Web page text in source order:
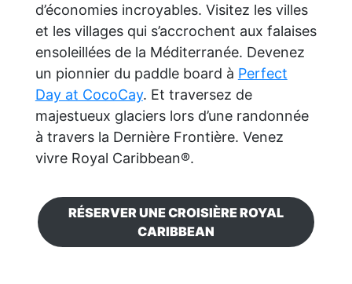
d’économies incroyables. Visitez les villes
et les villages qui s’accrochent aux falaises
ensoleillées de la Méditerranée. Devenez
un pionnier du paddle board à Perfect
Day at CocoCay. Et traversez de
majestueux glaciers lors d’une randonnée
à travers la Dernière Frontière. Venez
vivre Royal Caribbean®.
RÉSERVER UNE CROISIÈRE ROYAL
CARIBBEAN